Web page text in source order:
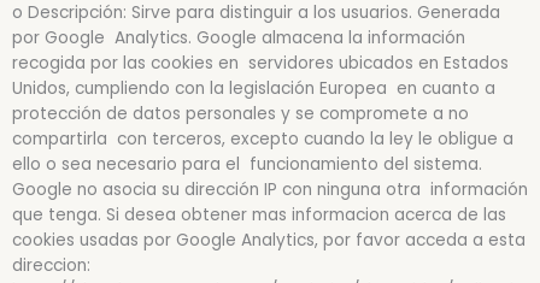
o Descripción: Sirve para distinguir a los usuarios. Generada
por Google Analytics. Google almacena la información
recogida por las cookies en servidores ubicados en Estados
Unidos, cumpliendo con la legislación Europea en cuanto a
protección de datos personales y se compromete a no
compartirla con terceros, excepto cuando la ley le obligue a
ello o sea necesario para el funcionamiento del sistema.
Google no asocia su dirección IP con ninguna otra información
que tenga. Si desea obtener mas informacion acerca de las
cookies usadas por Google Analytics, por favor acceda a esta
direccion: